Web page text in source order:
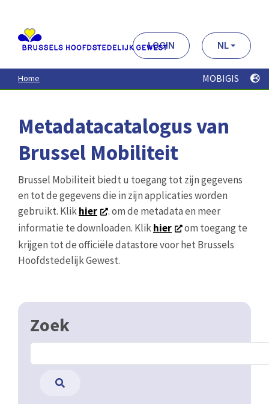
contenu
principal
LOGIN NL
Home MOBIGIS
Metadatacatalogus van
Brussel Mobiliteit
Brussel Mobiliteit biedt u toegang tot zijn gegevens
en tot de gegevens die in zijn applicaties worden
gebruikt. Klikhier
. om de metadata en meer
informatie te downloaden. Klikhier
om toegang te
krijgen tot de officiële datastore voor het Brussels
Hoofdstedelijk Gewest.
Zoek